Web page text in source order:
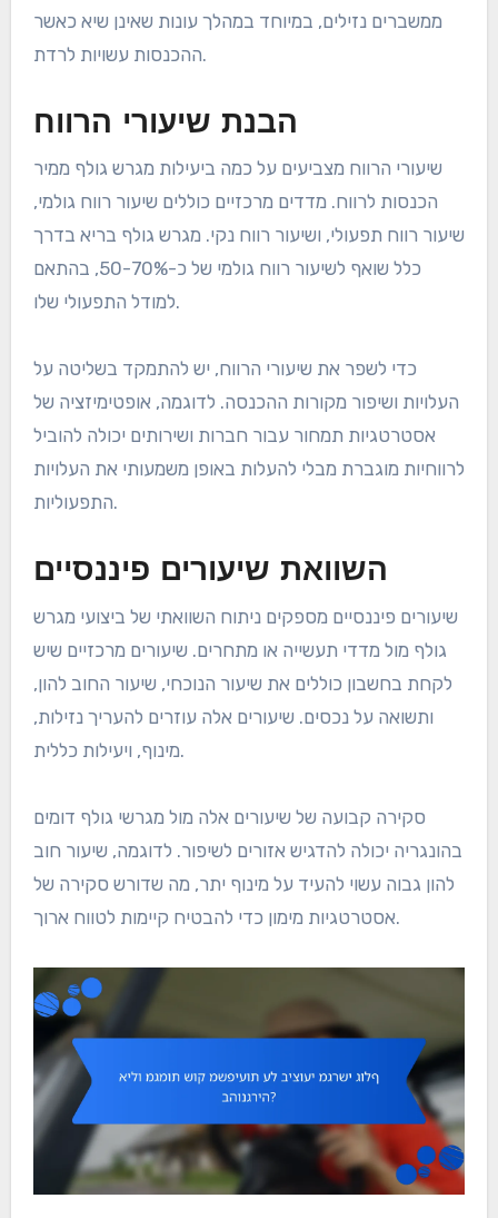
ממשברים נזילים, במיוחד במהלך עונות שאינן שיא כאשר
ההכנסות עשויות לרדת.
הבנת שיעורי הרווח
שיעורי הרווח מצביעים על כמה ביעילות מגרש גולף ממיר
הכנסות לרווח. מדדים מרכזיים כוללים שיעור רווח גולמי,
שיעור רווח תפעולי, ושיעור רווח נקי. מגרש גולף בריא בדרך
כלל שואף לשיעור רווח גולמי של כ-50-70%, בהתאם
למודל התפעולי שלו.
כדי לשפר את שיעורי הרווח, יש להתמקד בשליטה על
העלויות ושיפור מקורות ההכנסה. לדוגמה, אופטימיזציה של
אסטרטגיות תמחור עבור חברות ושירותים יכולה להוביל
לרווחיות מוגברת מבלי להעלות באופן משמעותי את העלויות
התפעוליות.
השוואת שיעורים פיננסיים
שיעורים פיננסיים מספקים ניתוח השוואתי של ביצועי מגרש
גולף מול מדדי תעשייה או מתחרים. שיעורים מרכזיים שיש
לקחת בחשבון כוללים את שיעור הנוכחי, שיעור החוב להון,
ותשואה על נכסים. שיעורים אלה עוזרים להעריך נזילות,
מינוף, ויעילות כללית.
סקירה קבועה של שיעורים אלה מול מגרשי גולף דומים
בהונגריה יכולה להדגיש אזורים לשיפור. לדוגמה, שיעור חוב
להון גבוה עשוי להעיד על מינוף יתר, מה שדורש סקירה של
אסטרטגיות מימון כדי להבטיח קיימות לטווח ארוך.